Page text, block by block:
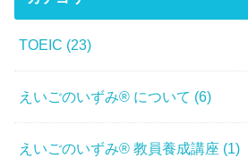
TOEIC (23)
えいごのいずみ® について (6)
えいごのいずみ® 教員養成講座 (1)